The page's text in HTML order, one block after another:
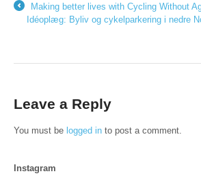
Making better lives with Cycling Without
Idéoplæg: Byliv og cykelparkering i nedre
Leave a Reply
You must be logged in to post a comment.
Instagram